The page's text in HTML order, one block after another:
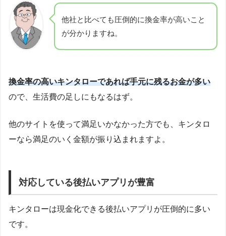
他社と比べても圧倒的に換金率が高いこと
が分かりますね。
換金率の高いキンタローであれば手元に残るお金が多い
ので、生活費の足しにもなるはず。
他のサイトを使って満足いかなかった方でも、キンタロ
ーなら満足のいく金額が振り込まれますよ。
対応している後払いアプリが豊富
キンタローは現金化できる後払いアプリが圧倒的に多い
です。